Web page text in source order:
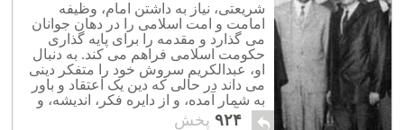
شریعتی، نیاز به داشتن امام، وظیفه
امامت و امت اسلامی را در دهان جوانان
می گذارد و مقدمه را برای پایه گذاری
حکومت اسلامی فراهم می کند. به دنبال
او، عبدالکریم سروش خود را متفکر دینی
می داند در حالی که دین یک اعتقاد و باور
به شمار آمده، و از دایره فکر، اندیشه، و
خرد آدمی به دور است.
۹۲۴ پخش